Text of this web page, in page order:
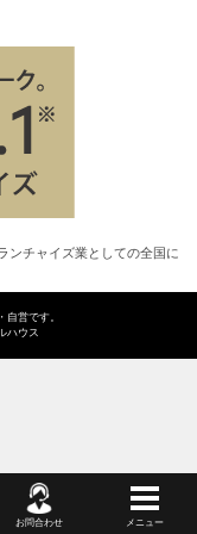
ンチャイズ業としての全国に
営です。
ハウス
お問合わせ メニュー